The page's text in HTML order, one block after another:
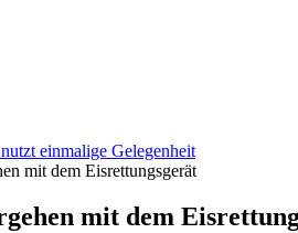
einmalige Gelegenheit
mit dem Eisrettungsgerät
mit dem